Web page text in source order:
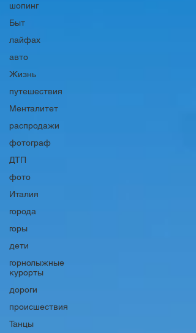
шопинг
Быт
лайфах
авто
Жизнь
путешествия
Менталитет
распродажи
фотограф
ДТП
фото
Италия
города
горы
дети
горнолыжные
курорты
дороги
происшествия
Танцы